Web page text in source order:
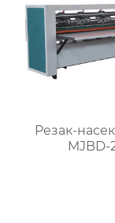
Резак-
MJBD-